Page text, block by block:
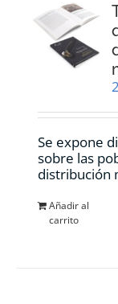
Se expone
sobre las
distribución
Añadir al
carrito